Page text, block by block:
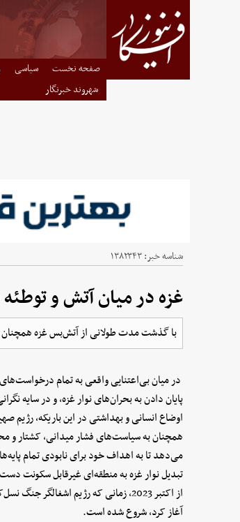
صفحه نخست سیاسی
شهروند خبرنگار
شناسه خبر:۱۳۸۲۳۴۳
غزه در میان آتش و
با گذشت مدت طولانی از آتش‌بس غزه
در میان بی‌اعتنایی واقعی به تمام درخواست‌های
پایان دادن به بحران‌های نوار غزه، و در سایه
اوضاع انسانی و بهداشتی در این باریکه، رژیم
همچنان به سیاست‌های فشار میدانی، کشتار و
می‌دهد تا به اهداف خود برای نابودی تمام
تبدیل نوار غزه به منطقه‌ای غیرقابل سکونت
از اکتبر 2023، زمانی که رژیم اشغالگر
آغاز کرد، شروع شده است.